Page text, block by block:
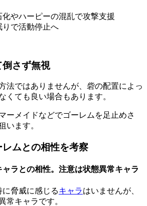
化やハーピーの混乱で攻撃支援
りで活動停止へ
倒さず無視
法ではありませんが、砦の配置によっ
くても良い場合もあります。
ーメイドなどでゴーレムを足止めさ
います。
ムとの相性を考察
ラとの相性。注意は状態異常キャラ
脅威に感じるキャラはいませんが、
常キャラです。